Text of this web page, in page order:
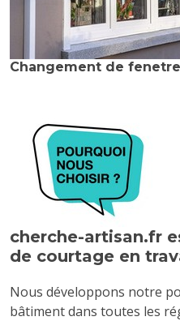
Changement de
cherche-artisan.fr
de courtage en
Nous développons notre
bâtiment dans toutes les